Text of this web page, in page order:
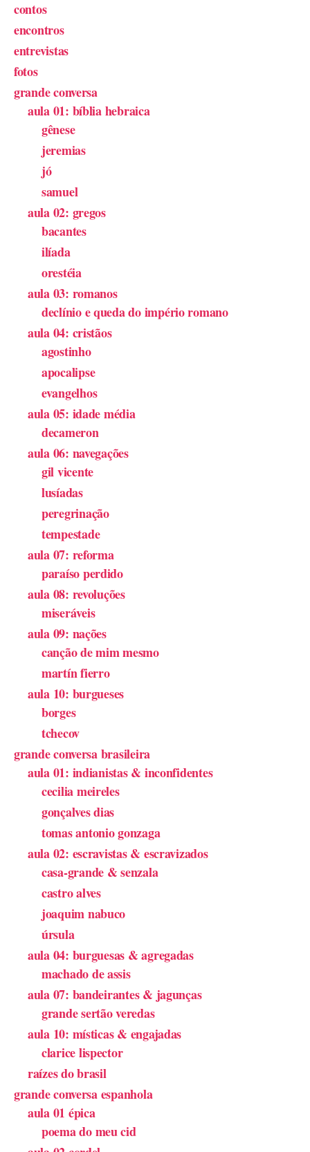
contos
encontros
entrevistas
fotos
grande conversa
aula 01: bíblia hebraica
gênese
jeremias
jó
samuel
aula 02: gregos
bacantes
ilíada
orestéia
aula 03: romanos
declínio e queda do império romano
aula 04: cristãos
agostinho
apocalipse
evangelhos
aula 05: idade média
decameron
aula 06: navegações
gil vicente
lusíadas
peregrinação
tempestade
aula 07: reforma
paraíso perdido
aula 08: revoluções
miseráveis
aula 09: nações
canção de mim mesmo
martín fierro
aula 10: burgueses
borges
tchecov
grande conversa brasileira
aula 01: indianistas & inconfidentes
cecilia meireles
gonçalves dias
tomas antonio gonzaga
aula 02: escravistas & escravizados
casa-grande & senzala
castro alves
joaquim nabuco
úrsula
aula 04: burguesas & agregadas
machado de assis
aula 07: bandeirantes & jagunças
grande sertão veredas
aula 10: místicas & engajadas
clarice lispector
raízes do brasil
grande conversa espanhola
aula 01 épica
poema do meu cid